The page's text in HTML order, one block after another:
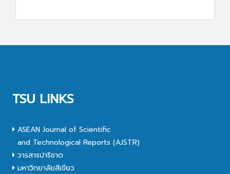
TSU LINKS
ASEAN Journal of Scientific
and Technological Reports (AJSTR)
วารสารปาริชาต
มหาวิทยาลัยสีเขียว